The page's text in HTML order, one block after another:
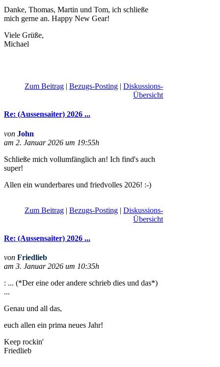
Danke, Thomas, Martin und Tom, ich schließe
mich gerne an. Happy New Gear!
Viele Grüße,
Michael
Zum Beitrag | Bezugs-Posting | Diskussions-
Übersicht
Re: (Aussensaiter) 2026 ...
von John
am 2. Januar 2026 um 19:55h
Schließe mich vollumfänglich an! Ich find's auch
super!
Allen ein wunderbares und friedvolles 2026! :-)
Zum Beitrag | Bezugs-Posting | Diskussions-
Übersicht
Re: (Aussensaiter) 2026 ...
von Friedlieb
am 3. Januar 2026 um 10:35h
: ... (*Der eine oder andere schrieb dies und das*)
...
Genau und all das,
euch allen ein prima neues Jahr!
Keep rockin'
Friedlieb